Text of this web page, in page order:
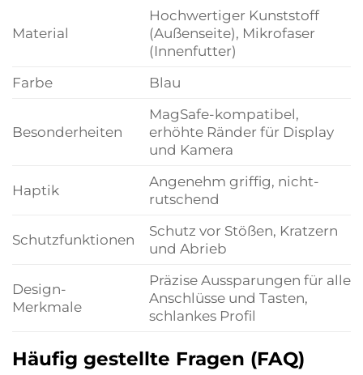
Material
Hochwertiger Kunststoff
(Außenseite), Mikrofaser
(Innenfutter)
Farbe
Blau
Besonderheiten
MagSafe-kompatibel,
erhöhte Ränder für Display
und Kamera
Haptik
Angenehm griffig, nicht-
rutschend
Schutzfunktionen
Schutz vor Stößen, Kratzern
und Abrieb
Design-
Merkmale
Präzise Aussparungen für alle
Anschlüsse und Tasten,
schlankes Profil
Häufig gestellte Fragen (FAQ)